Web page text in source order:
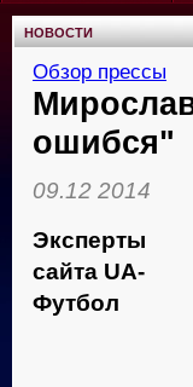
НОВОСТИ
Обзор прессы
ошибся"
09.12 2014
Эксперты
сайта UA-
Футбол